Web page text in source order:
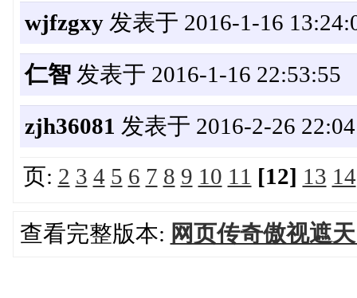
wjfzgxy发表于 2016-1-16
仁智发表于 2016-1-16 22:53:55
zjh36081 发表于 2016-2-26
页: 2 3 4 5 6 7 8 9 10 11 [12] 13 14
查看完整版本: 网页传奇傲视遮